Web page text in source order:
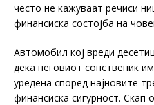
често не кажуваат речиси
финансиска состојба на
Автомобил кој вреди
дека неговиот сопственик
уредена според најновите
финансиска сигурност.